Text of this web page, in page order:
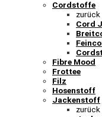
Cordstoffe
zurück
Cord
Fibre Mood
Frottee
Filz
Hosenstoff
Jackenstoff
zurück